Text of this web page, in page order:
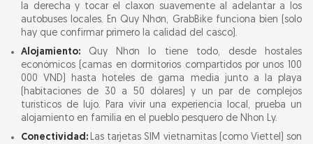
la derecha y tocar el claxon suavemente al adelantar a los
autobuses locales. En Quy Nhơn, GrabBike funciona bien (solo
hay que confirmar primero la calidad del casco).
Alojamiento: Quy Nhơn lo tiene todo, desde hostales
económicos (camas en dormitorios compartidos por unos 100
000 VND) hasta hoteles de gama media junto a la playa
(habitaciones de 30 a 50 dólares) y un par de complejos
turísticos de lujo. Para vivir una experiencia local, prueba un
alojamiento en familia en el pueblo pesquero de Nhon Ly.
Conectividad: Las tarjetas SIM vietnamitas (como Viettel) son